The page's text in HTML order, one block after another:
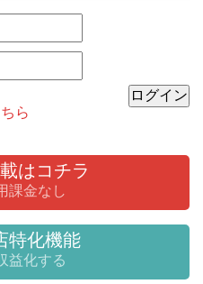
ら
はコチラ
課金なし
特化機能
益化する